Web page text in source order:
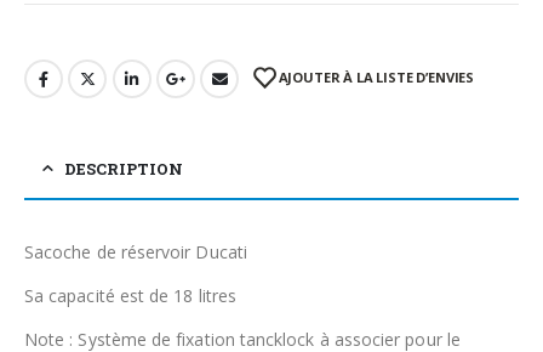
AJOUTER À LA LISTE D’ENVIES
DESCRIPTION
Sacoche de réservoir Ducati
Sa capacité est de 18 litres
Note : Système de fixation tancklock à associer pour le